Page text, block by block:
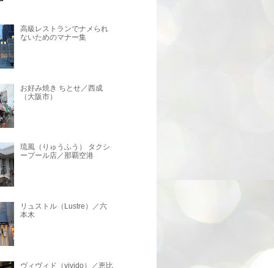
高級レストランでナメられ
ないためのマナー集
お好み焼き ちとせ／西成
（大阪市）
琉風（りゅうふう） タクシ
ープール店／那覇空港
リュストル（Lustre）／六
本木
ヴィヴィド（vivido）／恵比